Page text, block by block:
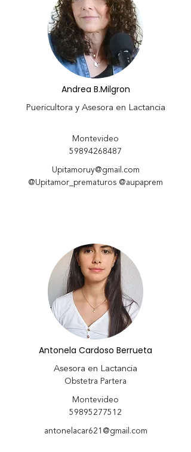
Andrea B.Milgron
Puericultora y Asesora en Lactancia
Montevideo
59894268487
Upitamoruy@gmail.com
@Upitamor_prematuros @aupaprem
Antonela Cardoso Berrueta
Asesora en Lactancia
Obstetra Partera
Montevideo
59895277512
antonelacar621@gmail.com